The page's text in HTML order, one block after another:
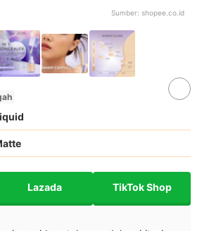
Sumber: shopee.co.id
Lazada TikTok Shop